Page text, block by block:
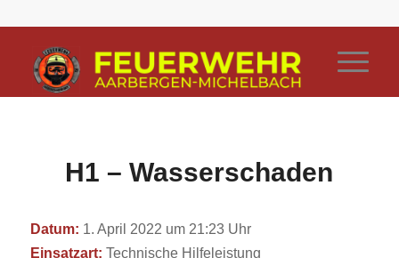
H1 – Wasserschaden
Datum: 1. April 2022 um 21:23 Uhr
Einsatzart: Technische Hilfeleistung